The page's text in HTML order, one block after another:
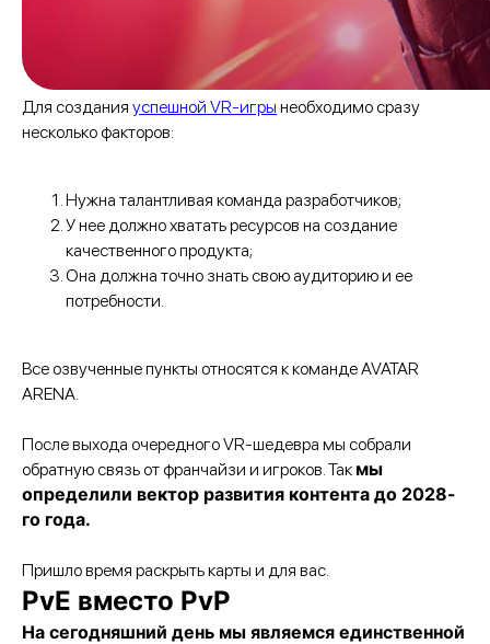
Для создания успешной VR-игры необходимо сразу
несколько факторов:
Нужна талантливая команда разработчиков;
У нее должно хватать ресурсов на создание
качественного продукта;
Она должна точно знать свою аудиторию и ее
потребности.
Все озвученные пункты относятся к команде AVATAR
ARENA.
После выхода очередного VR-шедевра мы собрали
обратную связь от франчайзи и игроков. Так мы
определили вектор развития контента до 2028-
го года.
Пришло время раскрыть карты и для вас.
PvE вместо PvP
На сегодняшний день мы являемся единственной